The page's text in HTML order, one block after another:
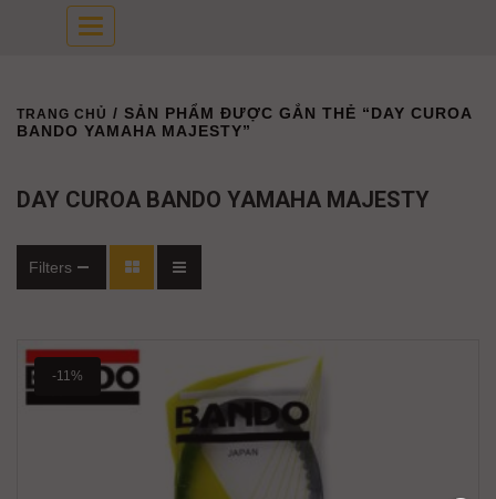
Toggle
navigation
TRANG CHỦ / SẢN PHẨM ĐƯỢC GẮN THẺ “DAY CUROA
BANDO YAMAHA MAJESTY”
DAY CUROA BANDO YAMAHA MAJESTY
Filters
-11%